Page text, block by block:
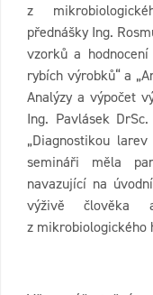
z
přednášky Ing.
vzorků a
rybích výrobků“ a
Analýzy a výpočet
Ing. Pavlásek
„Diagnostikou
semináři měla
navazující na
výživě člověka
z mikrobiologického